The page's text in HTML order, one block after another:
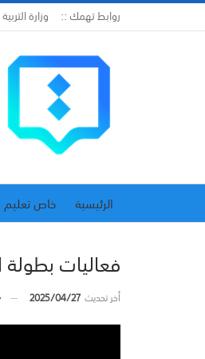
روابط تهمك :: وزارة التربية
الرئيسية خاص تعليم
فعاليات بطولة
أخر تحديث2025/04/27